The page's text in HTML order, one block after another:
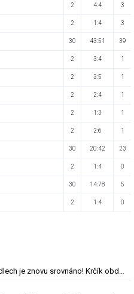
2 4:4 3
2 1:4 3
30 43:51 39
2 3:4 1
2 3:5 1
2 2:4 1
2 1:3 1
2 2:6 1
30 20:42 23
2 1:4 0
30 14:78 5
2 1:4 0
ONLINE: Teplice - Plzeň 5:5. Na Stínadlech je znovu srovnáno! Krčík obdržel červenou kartu